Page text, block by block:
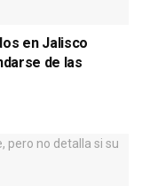
en Jalisco
de las